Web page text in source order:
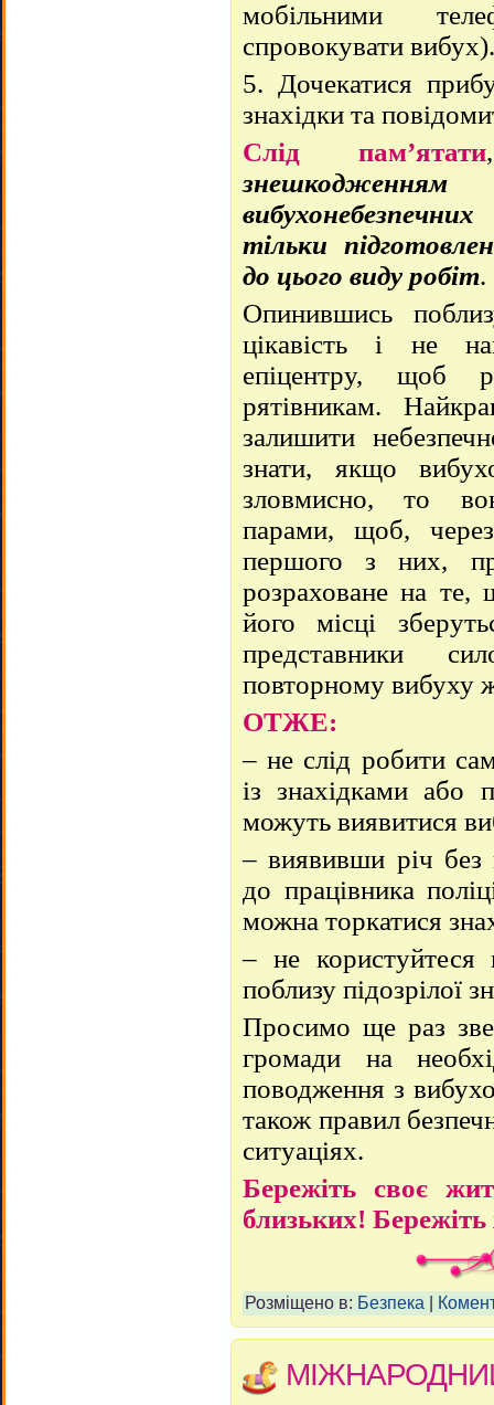
мобільними
спровокувати вибух).
5. Дочекатися
знахідки та
Слід пам’ятати
тільки
до цього виду робіт.
Опинившись
цікавість і не
епіцентру, щоб
рятівникам.
залишити
знати, якщо
зловмисно, то
парами, щоб,
першого з них,
розраховане на те,
його місці
представники
повторному вибуху
ОТЖЕ:
– не слід робити
із знахідками або
можуть виявитися
– виявивши річ без
до працівника
можна торкатися
– не користуйтеся
поблизу підозрілої
Просимо ще раз
громади на
поводження з
також правил
ситуаціях.
Бережіть своє
близьких! Бережіть
Розміщено в: Безпека